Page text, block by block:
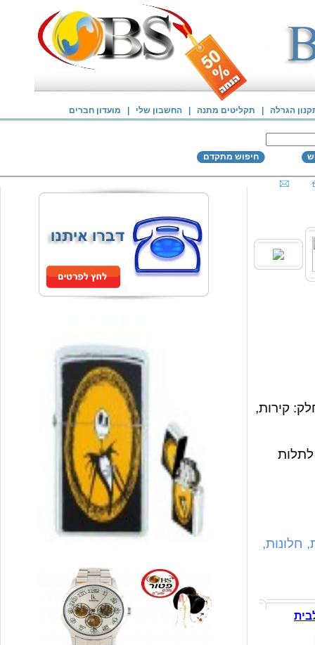
הגרלה תקליטים מתנה החשבון שלי מועדון חברים
חיפוש מתקדם
קירות,
חלונות,